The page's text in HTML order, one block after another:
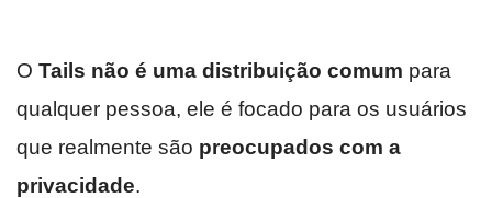
O Tails não é uma distribuição comum para
qualquer pessoa, ele é focado para os usuários
que realmente são preocupados com a
privacidade.